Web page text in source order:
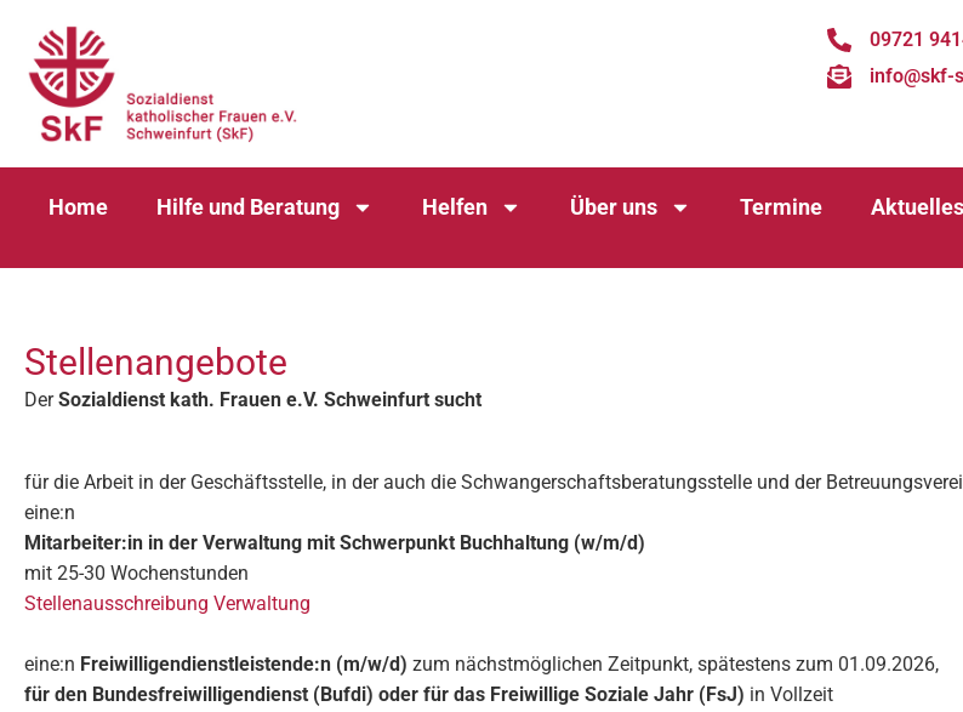
09721
info@skf-
Home Hilfe und Beratung Helfen Über uns Termine Aktuelles
Stellenangebote
DerSozialdienst kath. Frauen e.V. Schweinfurt sucht
für die Arbeit in der Geschäftsstelle, in der auch die Schwangerschaftsberatungsstelle und der
eine:n
Mitarbeiter:in in der Verwaltung mit Schwerpunkt Buchhaltung (w/m/d)
mit 25-30 Wochenstunden
Stellenausschreibung Verwaltung
eine:n Freiwilligendienstleistende:n (m/w/d) zum nächstmöglichen Zeitpunkt, spätestens zum 01.09.2026,
für den Bundesfreiwilligendienst (Bufdi) oder für das Freiwillige Soziale Jahr (FsJ) in Vollzeit